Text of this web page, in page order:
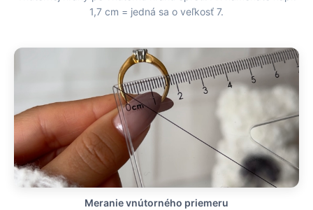
1,7 cm = jedná sa o veľkosť 7.
Meranie vnútorného priemeru